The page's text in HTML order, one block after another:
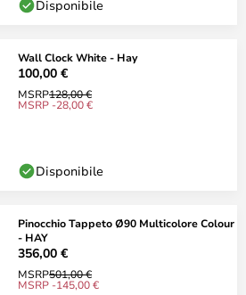
Disponibile
Wall Clock White - Hay
100,00 €
MSRP128,00 €
MSRP -28,00 €
Disponibile
Pinocchio Tappeto Ø90 Multicolore Colour
- HAY
356,00 €
MSRP501,00 €
MSRP -145,00 €